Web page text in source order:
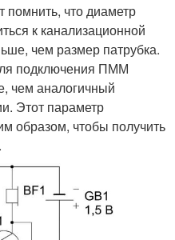
помнить, что диаметр
к канализационной
чем размер патрубка.
подключения ПММ
чем аналогичный
Этот параметр
образом, чтобы получить